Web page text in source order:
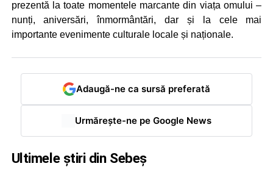
prezentă la toate momentele marcante din viața omului –
nunți, aniversări, înmormântări, dar și la cele mai
importante evenimente culturale locale și naționale.
Adaugă-ne ca sursă preferată
Urmărește-ne pe Google News
Ultimele știri din Sebeș